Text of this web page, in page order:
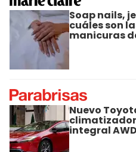
Soap nails,
cuáles son
manicuras
Nuevo
integral AWD